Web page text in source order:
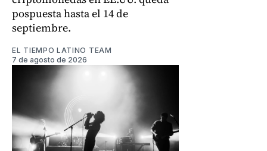
pospuesta hasta el 14 de
septiembre.
EL TIEMPO LATINO TEAM
7 de agosto de 2026